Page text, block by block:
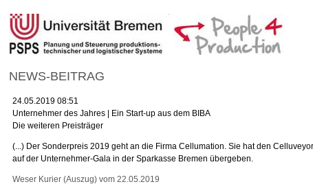
NEWS-BEITRAG
24.05.2019 08:51
Unternehmer des Jahres | Ein Start-up aus dem BIBA
Die weiteren Preisträger
(...) Der Sonderpreis 2019 geht an die Firma Cellumation. Sie hat den
auf der Unternehmer-Gala in der Sparkasse Bremen übergeben.
Weser Kurier (Auszug) vom 22.05.2019